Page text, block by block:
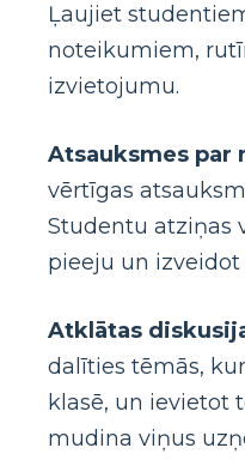
Ļaujiet
noteikumiem,
izvietojumu.
Atsauksmes par
vērtīgas
Studentu atziņas
pieeju un
Atklātas
dalīties tēmās,
klasē, un ievietot
mudina viņus